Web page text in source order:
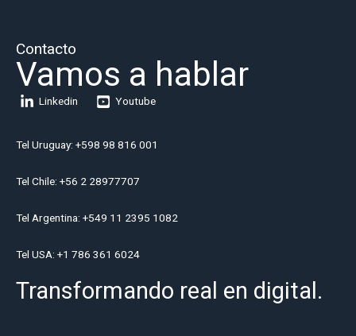
Contacto
Vamos a hablar
Linkedin Youtube
Tel Uruguay: +598 98 816 001
Tel Chile: +56 2 28977707
Tel Argentina: +549 11 2395 1082
Tel USA: +1 786 361 6024
Transformando real en digital.